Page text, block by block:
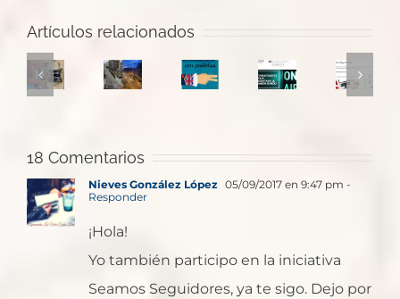
Artículos relacionados
Viajero
FITUR
2022
que
dejan
Diarios
de
Cuarentena
Adams:
Sorry,
Por
José
Estreno
en
Radio
“Estilo,
¿Nos
para
seguir
18 Comentarios
Nieves González López 05/09/2017 en 9:47 pm -
Responder
¡Hola!
Yo también participo en la iniciativa
Seamos Seguidores, ya te sigo. Dejo por